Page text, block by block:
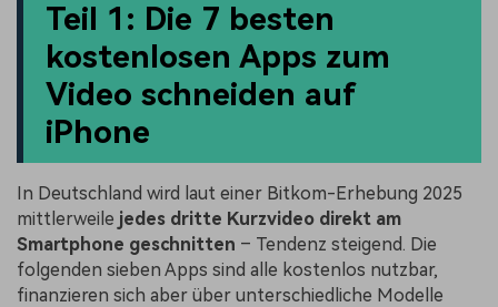
Teil 1: Die 7 besten
kostenlosen Apps zum
Video schneiden auf
iPhone
In Deutschland wird laut einer Bitkom-Erhebung 2025
mittlerweile jedes dritte Kurzvideo direkt am
Smartphone geschnitten – Tendenz steigend. Die
folgenden sieben Apps sind alle kostenlos nutzbar,
finanzieren sich aber über unterschiedliche Modelle